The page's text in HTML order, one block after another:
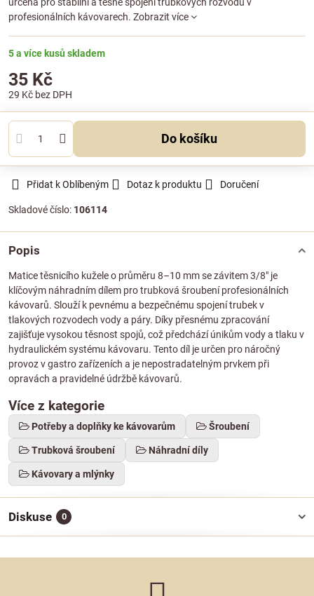
profesionálních kávovarech. Zobrazit více
5 a více kusů skladem
35 Kč
29 Kč bez DPH
Do košíku
Přidat k Oblíbeným Dotaz k produktu Doručení
Skladové číslo: 106114
Popis
Matice těsnicího kužele o průměru 8–10 mm se závitem 3/8" je
klíčovým náhradním dílem pro trubková šroubení profesionálních
kávovarů. Slouží k pevnému a bezpečnému spojení trubek v
tlakových rozvodech vody a páry. Díky přesnému zpracování
zajišťuje vysokou těsnost spojů, což předchází únikům vody a tlaku v
hydraulickém systému kávovaru. Tento díl je určen pro náročný
provoz v gastro zařízeních a je nepostradatelným prvkem při
opravách a pravidelné údržbě kávovarů.
Více z kategorie
Potřeby a doplňky ke kávovarům Šroubení
Trubková šroubení Náhradní díly
Kávovary a mlýnky
Diskuse 0